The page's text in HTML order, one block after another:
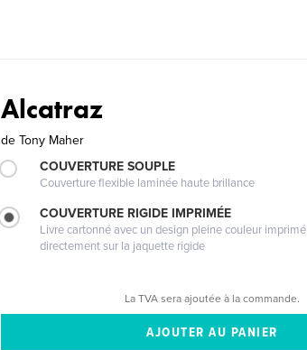
Alcatraz
de Tony Maher
COUVERTURE SOUPLE
Couverture flexible laminée haute brillance
COUVERTURE RIGIDE IMPRIMÉE
Livre cartonné avec un design pleine couleur imprimé
directement sur la jaquette rigide
La TVA sera ajoutée à la commande.